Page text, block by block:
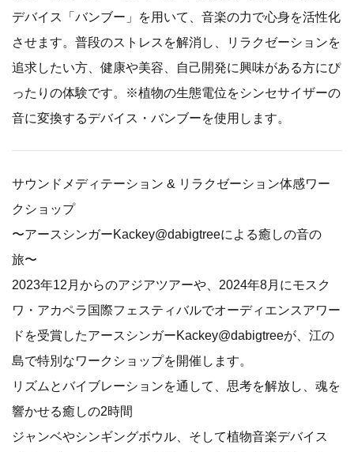
デバイス「バンブー」を用いて、音楽の力で心身を活性化
させます。普段のストレスを解消し、リラクゼーションを
追求したい方、健康や美容、自己開発に興味がある方にぴ
ったりの体験です。※植物の生態電位をシンセサイザーの
音に変換するデバイス・バンブーを使用します。
サウンドメディテーション & リラクゼーション体感ワー
クショップ
〜アースシンガーKackey@dabigtreeによる癒しの音の
旅〜
2023年12月からのアジアツアーや、2024年8月にモスク
ワ・アカペラ国際フェスティバルでオーディエンスアワー
ドを受賞したアースシンガーKackey@dabigtreeが、江の
島で特別なワークショップを開催します。
リズムとバイブレーションを通して、思考を解放し、魂を
響かせる癒しの2時間
ジャンベやシンギングボウル、そして植物音楽デバイス